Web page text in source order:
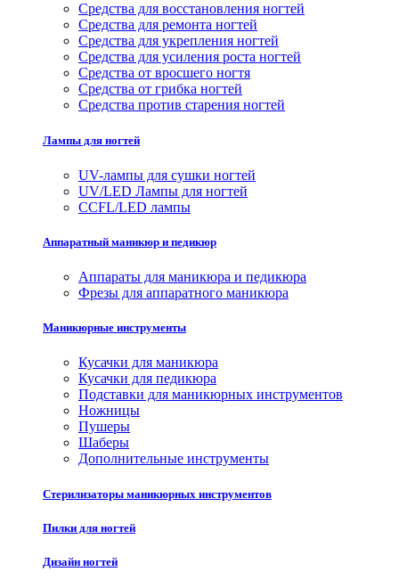
Средства для восстановления ногтей
Средства для ремонта ногтей
Средства для укрепления ногтей
Средства для усиления роста ногтей
Средства от вросшего ногтя
Средства от грибка ногтей
Средства против старения ногтей
Лампы для ногтей
UV-лампы для сушки ногтей
UV/LED Лампы для ногтей
CCFL/LED лампы
Аппаратный маникюр и педикюр
Аппараты для маникюра и педикюра
Фрезы для аппаратного маникюра
Маникюрные инструменты
Кусачки для маникюра
Кусачки для педикюра
Подставки для маникюрных инструментов
Ножницы
Пушеры
Шаберы
Дополнительные инструменты
Стерилизаторы маникюрных инструментов
Пилки для ногтей
Дизайн ногтей